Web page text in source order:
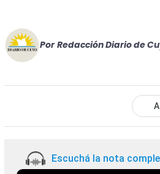
Por Redacción Diario de
Escuchá la nota